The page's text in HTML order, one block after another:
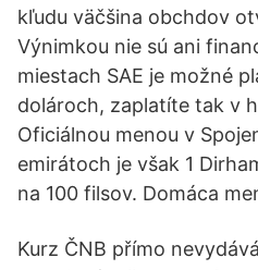
kľudu väčšina obchdov
Výnimkou nie sú ani
miestach SAE je možné
dolároch, zaplatíte tak v
Oficiálnou menou v
emirátoch je však 1
na 100 filsov. Domáca
Kurz ČNB přímo